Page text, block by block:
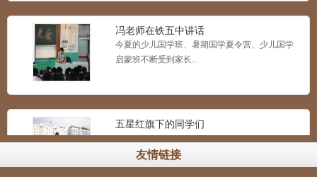
冯老师在铁五中讲话
今夏的少儿国学班、暑期国学夏令营、少儿国学
启蒙班不断受到家长...
五星红旗下的同学们
友情链接